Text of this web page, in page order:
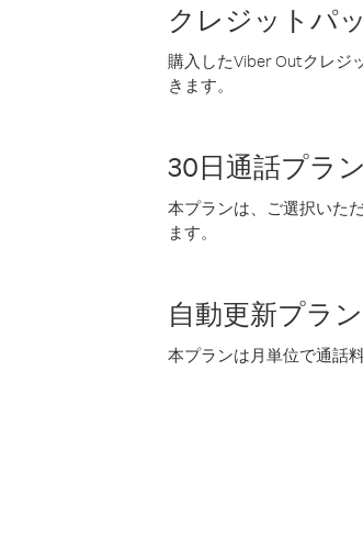
クレジットパ
購入したViber Outクレジ
きます。
30日通話プラン
本プランは、ご選択いた
ます。
自動更新プラ
本プランは月単位で通話